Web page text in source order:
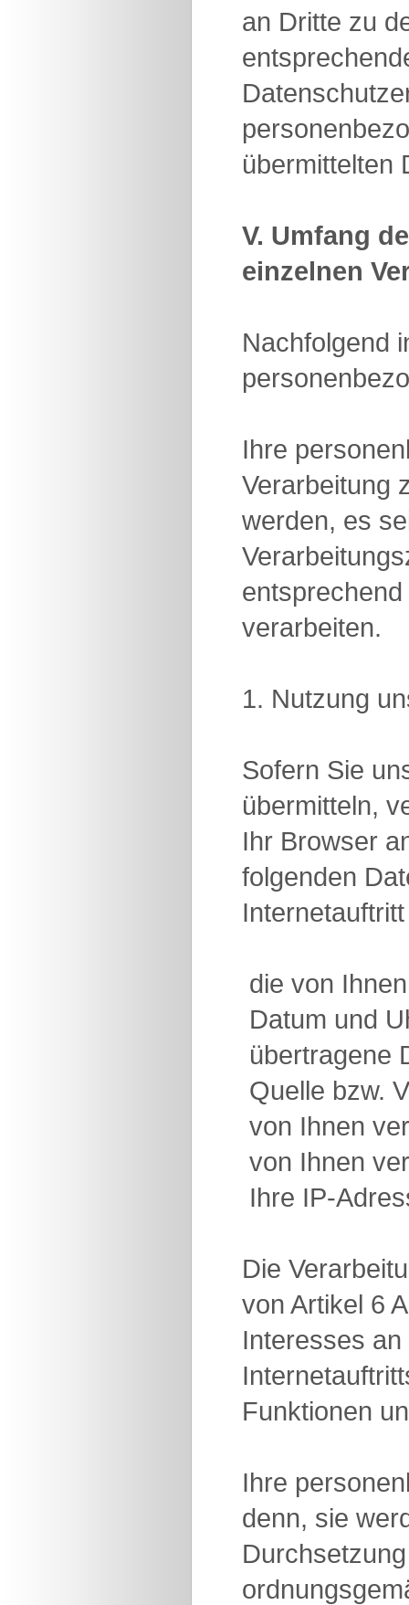
an Dritte zu
übermittelten
V. Umfang
einzelnen
Nachfolgend
Ihre
Verarbeitung
werden, es
verarbeiten.
1. Nutzung
Sofern Sie
übermitteln,
Ihr Browser
folgenden
 die von
 Datum und

 Quelle
 von Ihnen
 von Ihnen
 Ihre IP-
Die
von Artikel 6
Interesses
Funktionen
Ihre
denn, sie